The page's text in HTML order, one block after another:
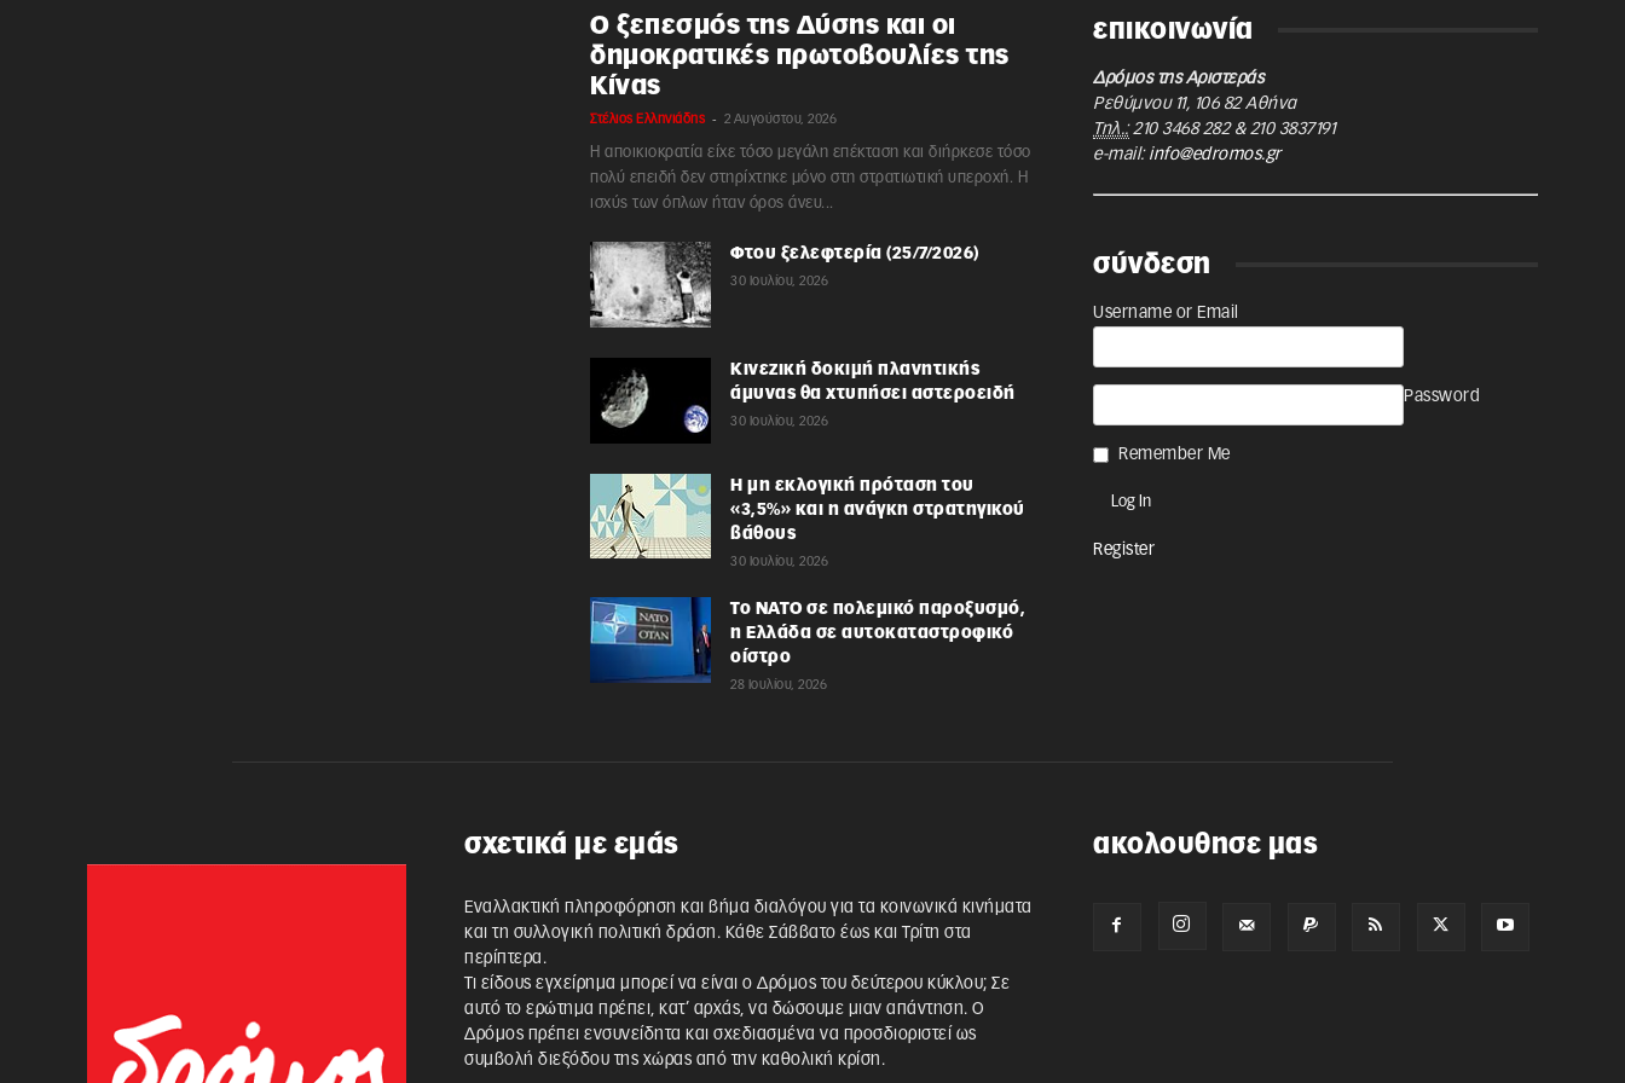
Ο ξεπεσμός της Δύσης και οι
δημοκρατικές πρωτοβουλίες της
Κίνας
Στέλιος Ελληνιάδης - 2 Αυγούστου, 2026
Η αποικιοκρατία είχε τόσο μεγάλη επέκταση και διήρκεσε τόσο
πολύ επειδή δεν στηρίχτηκε μόνο στη στρατιωτική υπεροχή. Η
ισχύς των όπλων ήταν όρος άνευ...
Φτου ξελεφτερία (25/7/2026)
30 Ιουλίου, 2026
Κινεζική δοκιμή πλανητικής
άμυνας θα χτυπήσει αστεροειδή
30 Ιουλίου, 2026
Η μη εκλογική πρόταση του
«3,5%» και η ανάγκη στρατηγικού
βάθους
30 Ιουλίου, 2026
Το ΝΑΤΟ σε πολεμικό παροξυσμό,
η Ελλάδα σε αυτοκαταστροφικό
οίστρο
28 Ιουλίου, 2026
επικοινωνία
Δρόμος της Αριστεράς
Ρεθύμνου 11, 106 82 Αθήνα
Τηλ.: 210 3468 282& 210 3837191
e-mail: info@edromos.gr
σύνδεση
Username or Email
Password
Remember Me
Register
σχετικά με εμάς
Εναλλακτική πληροφόρηση και βήμα διαλόγου για τα κοινωνικά κινήματα
και τη συλλογική πολιτική δράση. Κάθε Σάββατο έως και Τρίτη στα
περίπτερα.
Τι είδους εγχείρημα μπορεί να είναι ο Δρόμος του δεύτερου κύκλου; Σε
αυτό το ερώτημα πρέπει, κατ’ αρχάς, να δώσουμε μιαν απάντηση. Ο
Δρόμος πρέπει ενσυνείδητα και σχεδιασμένα να προσδιοριστεί ως
συμβολή διεξόδου της χώρας από την καθολική κρίση.
ακολουθησε μας